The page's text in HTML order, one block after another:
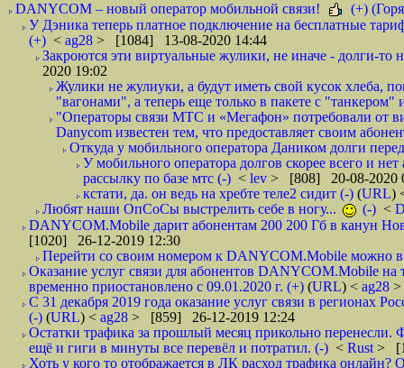
DANYCOM – новый оператор мобильной связи!
(+)
У Дэника теперь платное подключение на бесплатные
(+) < ag28 > [1084] 13-08-2020 14:44
Закроются эти виртуальные жулики, не иначе - долги-то
2020 19:02
Жулики не жулиуки, а будут иметь свой кусок хлеба,
"вагонами", а теперь еще только в пакете с
"Операторы связи МТС и «Мегафон» потребовали от
Danycom известен тем, что предоставляет своим
Откуда у мобильного оператора Даником долги
У мобильного оператора долгов скорее всего и
рассылку по базе мтс (-) < lev > [808] 20-08-2020
кстати, да. он ведь на хребте теле2 сидит (-) (URL)
Любят наши ОпСоСы выстрелить себе в ногу...
(-) <
DANYCOM.Mobile дарит абонентам 200 200 Гб в канун
[1020] 26-12-2019 12:30
Перейти со своим номером к DANYCOM.Mobile можно в
Оказание услуг связи для абонентов DANYCOM.Mobile
временно приостановлено с 09.01.2020 г. (+) (URL) < ag28 >
С 31 декабря 2019 года оказание услуг связи в регионах
(-) (URL) < ag28 > [859] 26-12-2019 12:24
Остатки трафика за прошлый месяц прикольно
ещё и гиги в минуты все перевёл и потратил. (-) < Rust >
Хоть у кого то отображается в ЛК расход трафика